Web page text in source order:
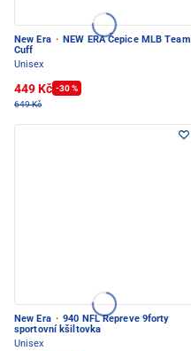
New Era · NEW ERA Čepice MLB Team
Cuff
Unisex
449 Kč -30 %
649 Kč
New Era · 940 NFL Repreve 9forty
sportovní kšiltovka
Unisex